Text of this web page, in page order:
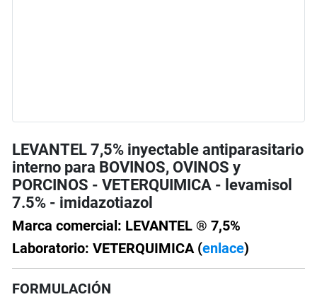
LEVANTEL 7,5% inyectable antiparasitario
interno para BOVINOS, OVINOS y
PORCINOS - VETERQUIMICA - levamisol
7.5% - imidazotiazol
Marca comercial: LEVANTEL ® 7,5%
Laboratorio: VETERQUIMICA (enlace)
FORMULACIÓN